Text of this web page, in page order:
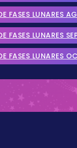
FASES LUNARES
FASES LUNARES
FASES LUNARES